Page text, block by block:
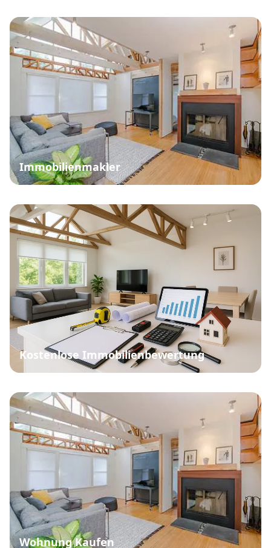
Immobilienmakler
Kostenlose Immobilienbewertung
Wohnung Kaufen